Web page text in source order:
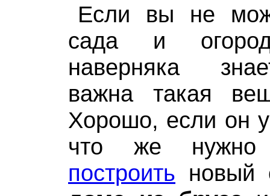
Если вы не
сада и
наверняка
важна такая
Хорошо, если он
что же нужно
построить новый